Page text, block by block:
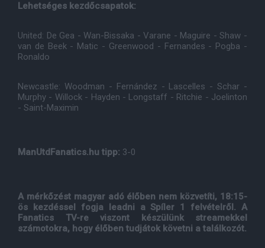
Lehetséges kezdőcsapatok:
United: De Gea - Wan-Bissaka - Varane - Maguire - Shaw -
van de Beek - Matic - Greenwood - Fernandes - Pogba -
Ronaldo
Newcastle: Woodman - Fernández - Lascelles - Schar -
Murphy - Willock - Hayden - Longstaff - Ritchie - Joelinton
- Saint-Maximin
ManUtdFanatics.hu tipp: 3-0
A mérkőzést magyar adó élőben nem közvetíti, 18:15-
ös kezdéssel fogja leadni a Spíler 1 felvételről. A
Fanatics TV-re viszont készülünk streamekkel
számotokra, hogy élőben tudjátok követni a találkozót.